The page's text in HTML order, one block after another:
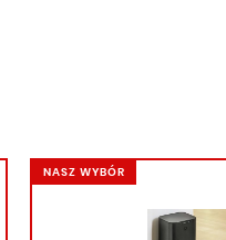
NASZ WYBÓR